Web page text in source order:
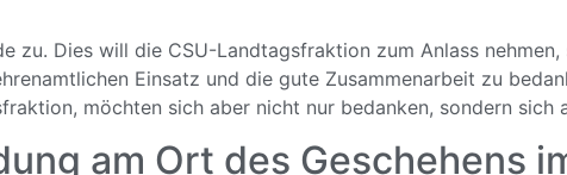
zu. Dies will die CSU-Landtagsfraktion zum Anlass
Einsatz und die gute Zusammenarbeit zu
möchten sich aber nicht nur bedanken, sondern sich
am Ort des Geschehens